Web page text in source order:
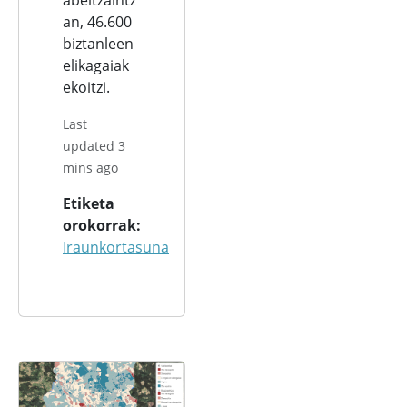
an, 46.600
biztanleen
elikagaiak
ekoitzi.
Last
updated 3
mins ago
Etiketa
orokorrak
Iraunkortasuna